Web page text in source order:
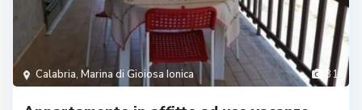
31
Calabria, Marina di Gioiosa Ionica